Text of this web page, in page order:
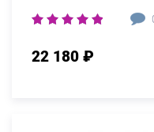
22 180 ₽